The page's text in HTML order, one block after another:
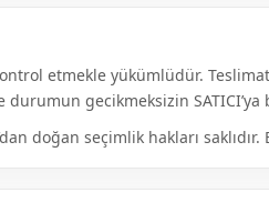
etmekle yükümlüdür.
gecikmeksizin
doğan seçimlik hakları